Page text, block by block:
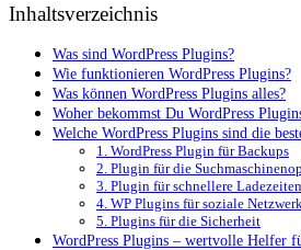
Inhaltsverzeichnis
Was sind WordPress Plugins?
Wie funktionieren WordPress Plugins?
Was können WordPress Plugins alles?
Woher bekommst Du WordPress
Welche WordPress Plugins sind die
1. WordPress Plugin für Backups
2. Plugin für die
3. Plugin für schnellere Ladezeiten
4. WP Plugins für soziale
5. Plugins für die Sicherheit
WordPress Plugins – wertvolle Helfer